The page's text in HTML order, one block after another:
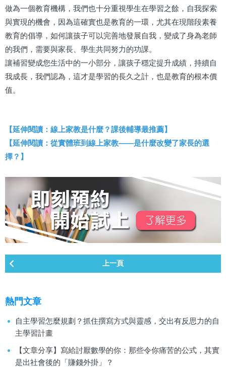
做為一個教育機構，我們也十分重視學生在學習之餘，自我探索
與實現的機會，因為這確實也是教育的一環，尤其在現階段素養
教育的倡導，如何讓孩子可以完善地發展自我，變成了身為老師
的我們，需要與家長、學生共同努力的功課。
讓補習變成您生活中的一小部分，讓孩子穩定提升成績，持續自
我成長，我們認為，這才是學習的長久之計，也是教育的根本價
值。
【延伸閱讀：線上家教是什麼？課後輔導最推薦】
【延伸閱讀：從實體班到線上家教——是什麼改變了家長的選
擇？】
上一頁
熱門文章
自主學習怎麼規劃？抓住撰寫方式與靈感，交出有反思力的自
主學習計畫
【文章分享】寫給討厭數學的你：那些令你痛苦的公式，其實
是出社會後的「賺錢外掛」？